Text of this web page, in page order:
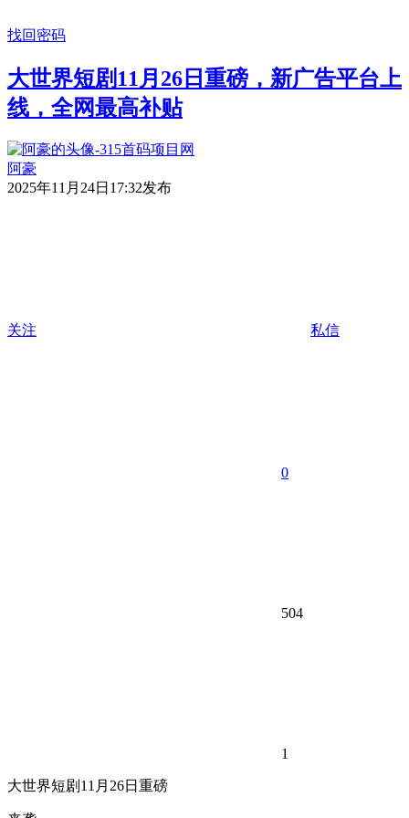
找回密码
大世界短剧11月26日重磅，新广告平台上
线，全网最高补贴
阿豪
2025年11月24日17:32发布
关注 私信
0
504
1
大世界短剧11月26日重磅